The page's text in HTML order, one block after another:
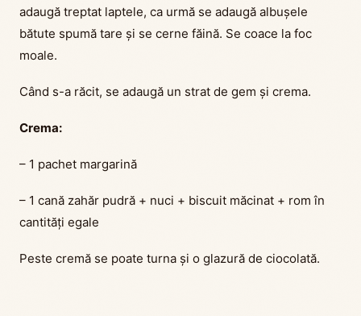
adaugă treptat laptele, ca urmă se adaugă albușele
bătute spumă tare și se cerne făină. Se coace la foc
moale.
Când s-a răcit, se adaugă un strat de gem și crema.
Crema:
– 1 pachet margarină
– 1 cană zahăr pudră + nuci + biscuit măcinat + rom în
cantități egale
Peste cremă se poate turna și o glazură de ciocolată.